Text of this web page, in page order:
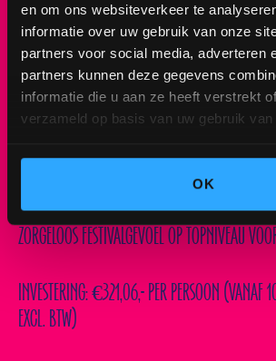
en om ons websiteverkeer te
informatie over uw gebruik van onze
partners voor social media, adverteren
partners kunnen deze gegevens
informatie die u aan ze heeft verstrekt
verzameld op basis van uw gebruik
OK
DE ZAKELIJKE VIP-BELEVING VAN HULLABALOO
ZOEK JE EEN UNIEKE SETTING OM DE BAND MET
RELATIES TE VERSTERKEN? HULLABALOO
PERFECTE DECOR VOOR EEN DAG VOL
PURE BELEVING. VANAF 10 PERSONEN BIEDEN
ARRANGEMENTEN AAN WAARBIJ ALLES TOT IN DE
VERZORGD. IN SAMENWERKING MET LIGGER
ZORGELOOS FESTIVALGEVOEL OP TOPNIVEAU
INVESTERING:€321,06,- PER PERSOON (VANAF
EXCL. BTW)